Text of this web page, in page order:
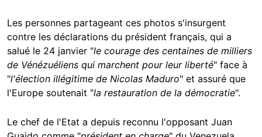
Les personnes partageant ces photos s'insurgent
contre les déclarations du président français, qui a
salué le 24 janvier "le courage des centaines de milliers
de Vénézuéliens qui marchent pour leur liberté" face à
"l'élection illégitime de Nicolas Maduro" et assuré que
l'Europe soutenait "la restauration de la démocratie".
Le chef de l'Etat a depuis reconnu l'opposant Juan